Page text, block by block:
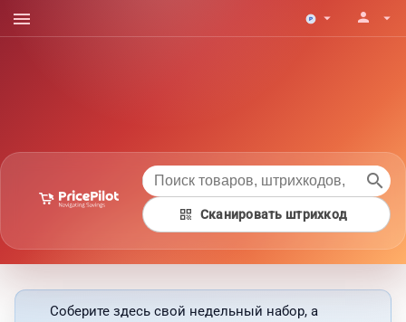
menu arrow_drop_down person arrow_drop_down
search
qr_code Сканировать штрихкод
Соберите здесь свой недельный набор, а